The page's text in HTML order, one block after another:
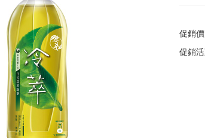
促銷價
促銷